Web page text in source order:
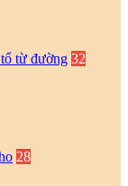
từ đường 32
28